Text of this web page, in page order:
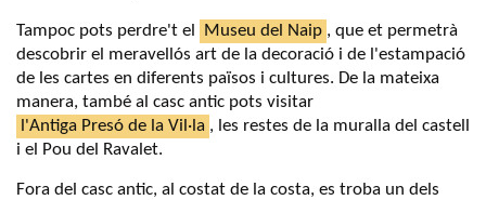
Tampoc pots perdre't el Museu del Naip , que et permetrà
descobrir el meravellós art de la decoració i de l'estampació
de les cartes en diferents països i cultures. De la mateixa
manera, també al casc antic pots visitar
l'Antiga Presó de la Vil·la , les restes de la muralla del castell
i el Pou del Ravalet.
Fora del casc antic, al costat de la costa, es troba un dels